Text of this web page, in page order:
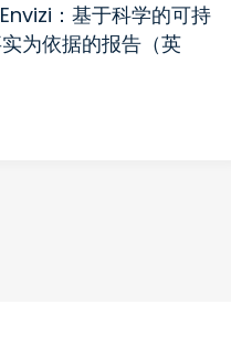
：基于科学的可持
为依据的报告（英